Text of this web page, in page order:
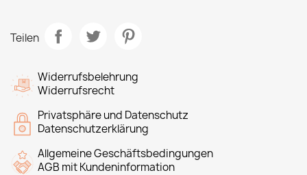
Teilen
Widerrufsbelehrung
Widerrufsrecht
Privatsphäre und Datenschutz
Datenschutzerklärung
Allgemeine Geschäftsbedingungen
AGB mit Kundeninformation